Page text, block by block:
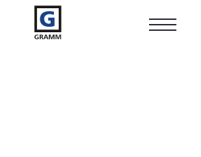
Toggle